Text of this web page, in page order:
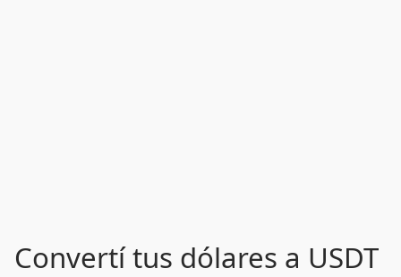
Convertí tus dólares a USDT